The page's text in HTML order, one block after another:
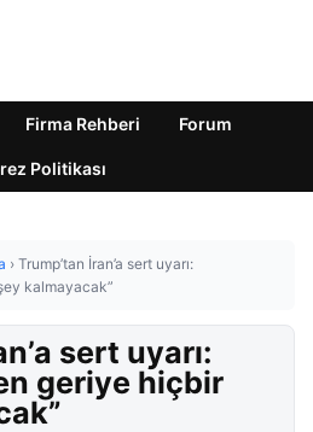
Firma Rehberi Forum
Politikası
› Trump’tan İran’a sert uyarı:
kalmayacak”
sert uyarı:
geriye hiçbir